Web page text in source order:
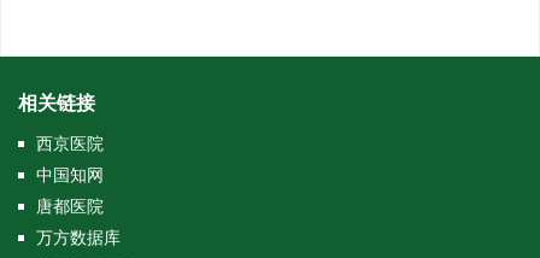
相关链接
西京医院
中国知网
唐都医院
万方数据库